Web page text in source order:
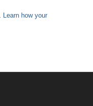
Learn how your